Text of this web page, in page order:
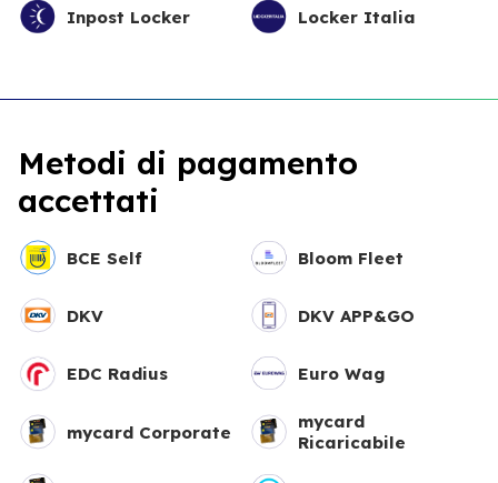
Inpost Locker Locker Italia
Metodi di pagamento
accettati
BCE Self Bloom Fleet
DKV DKV APP&GO
EDC Radius Euro Wag
mycard Corporate
mycard
Ricaricabile